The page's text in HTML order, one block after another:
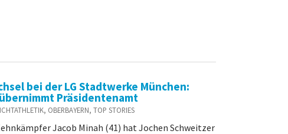
bei der LG Stadtwerke München:
Präsidentenamt
OBERBAYERN, TOP STORIES
Jacob Minah (41) hat Jochen Schweitzer